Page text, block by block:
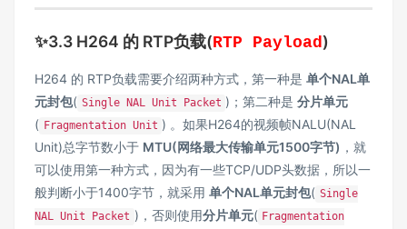
✨3.3 H264 的 RTP负载(RTP Payload)
H264 的 RTP负载需要介绍两种方式，第一种是 单个NAL单
元封包( Single NAL Unit Packet )；第二种是分片单元
( Fragmentation Unit ) 。如果H264的视频帧NALU(NAL
Unit)总字节数小于 MTU(网络最大传输单元1500字节) ，就
可以使用第一种方式，因为有一些TCP/UDP头数据，所以一
般判断小于1400字节，就采用 单个NAL单元封包( Single
NAL Unit Packet )，否则使用分片单元( Fragmentation